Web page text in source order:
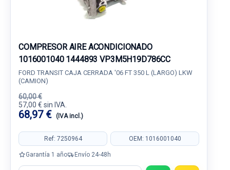
COMPRESOR AIRE ACONDICIONADO
1016001040 1444893 VP3M5H19D786CC
FORD TRANSIT CAJA CERRADA '06 FT 350 L (LARGO) LKW
(CAMION)
60,00 €
57,00 € sin IVA.
68,97 € (IVA incl.)
Ref: 7250964 OEM: 1016001040
Garantía 1 año Envío 24-48h